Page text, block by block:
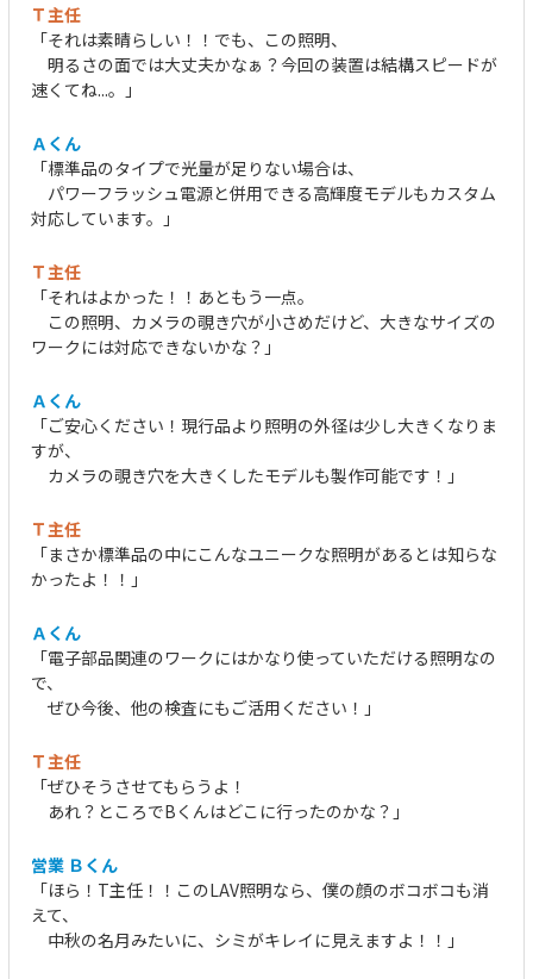
Ｔ主任
「それは素晴らしい！！でも、この照明、
明るさの面では大丈夫かなぁ？今回の装置は結構スピードが
速くてね...。」
Ａくん
「標準品のタイプで光量が足りない場合は、
パワーフラッシュ電源と併用できる高輝度モデルもカスタム
対応しています。」
Ｔ主任
「それはよかった！！あともう一点。
この照明、カメラの覗き穴が小さめだけど、大きなサイズの
ワークには対応できないかな？」
Ａくん
「ご安心ください！現行品より照明の外径は少し大きくなりま
すが、
カメラの覗き穴を大きくしたモデルも製作可能です！」
Ｔ主任
「まさか標準品の中にこんなユニークな照明があるとは知らな
かったよ！！」
Ａくん
「電子部品関連のワークにはかなり使っていただける照明なの
で、
ぜひ今後、他の検査にもご活用ください！」
Ｔ主任
「ぜひそうさせてもらうよ！
あれ？ところでBくんはどこに行ったのかな？」
営業 Ｂくん
「ほら！T主任！！このLAV照明なら、僕の顔のボコボコも消
えて、
中秋の名月みたいに、シミがキレイに見えますよ！！」